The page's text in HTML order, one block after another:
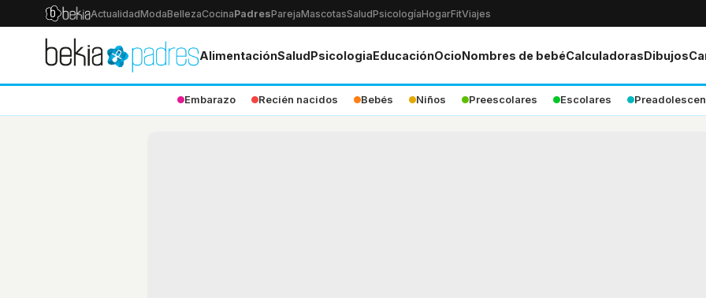
ActualidadModaBellezaCocinaPadresParejaMascotasSaludPsicologíaHogarFitViajes
AlimentaciónSaludPsicologiaEducaciónOcioNombres de bebéCalculadorasDibujos
Embarazo Recién nacidos Bebés Niños Preescolares Escolares